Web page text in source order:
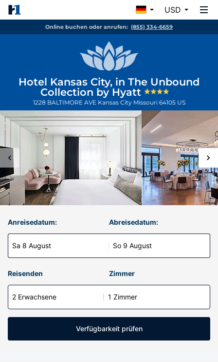
USD
Online buchen oder anrufen: (855) 334-6659
Hotel Kansas City, in The Unbound
Collection by Hyatt
1228 BALTIMORE AVE Kansas City Missouri 64105 US
Anreisedatum:
Sa 8 August
Abreisedatum:
So 9 August
Reisenden Zimmer
2 Erwachsene 1 Zimmer
Verfügbarkeit prüfen